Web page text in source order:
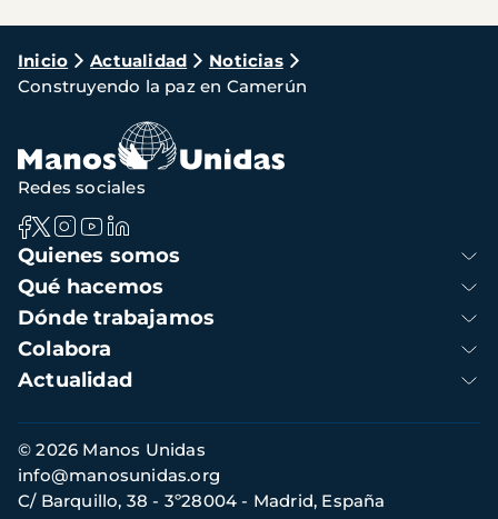
Ruta
de
navegación
Inicio Actualidad
Noticias
Construyendo la paz en Camerún
Navegación
principal
Quienes somos
Qué hacemos
Dónde trabajamos
Colabora
Actualidad
Redes sociales
Información
de
contacto
© 2026 Manos Unidas
C/ Barquillo, 38 - 3º28004 - Madrid, España
info@manosunidas.org